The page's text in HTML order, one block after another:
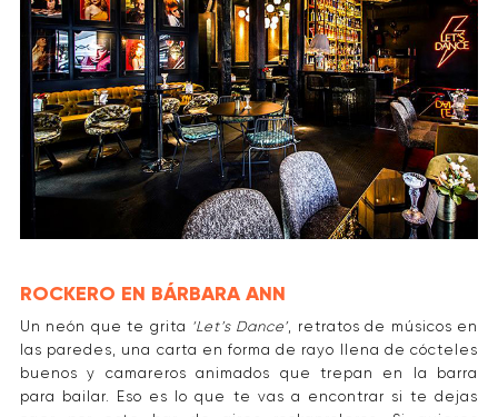
ROCKERO EN BÁRBARA ANN
Un neón que te grita ‘Let’s Dance’, retratos de músicos en
las paredes, una carta en forma de rayo llena de cócteles
buenos y camareros animados que trepan en la barra
para bailar. Eso es lo que te vas a encontrar si te dejas